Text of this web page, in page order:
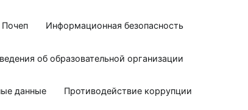
Информационная безопасность
об образовательной организации
данные Противодействие коррупции